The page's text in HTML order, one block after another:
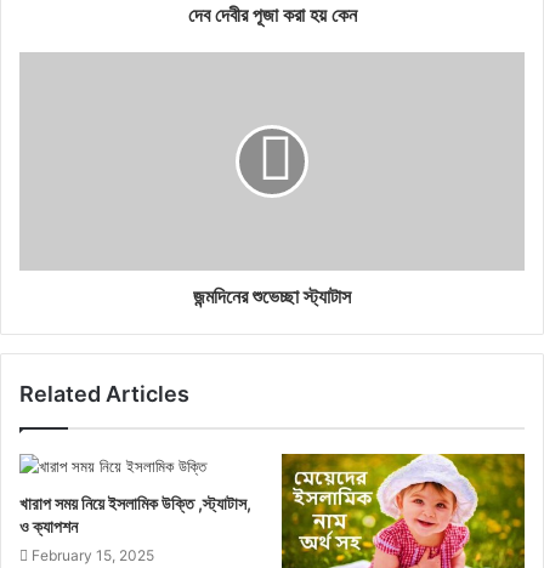
দেব দেবীর পূজা করা হয় কেন
জন্মদিনের শুভেচ্ছা স্ট্যাটাস
Related Articles
খারাপ সময় নিয়ে ইসলামিক উক্তি ,স্ট্যাটাস,
ও ক্যাপশন
February 15, 2025